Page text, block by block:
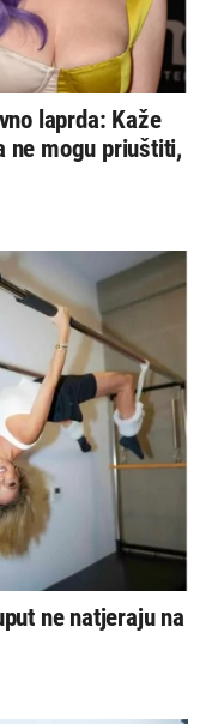
laprda: Kaže
ne mogu priuštiti,
ne natjeraju na